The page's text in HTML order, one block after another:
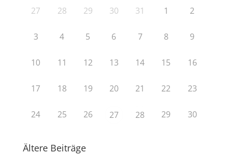
27 28 29 30 31 1 2
3 4 5 6 7 8 9
10 11 12 13 14 15 16
17 18 19 20 21 22 23
24 25 26 27 28 29 30
Ältere Beiträge